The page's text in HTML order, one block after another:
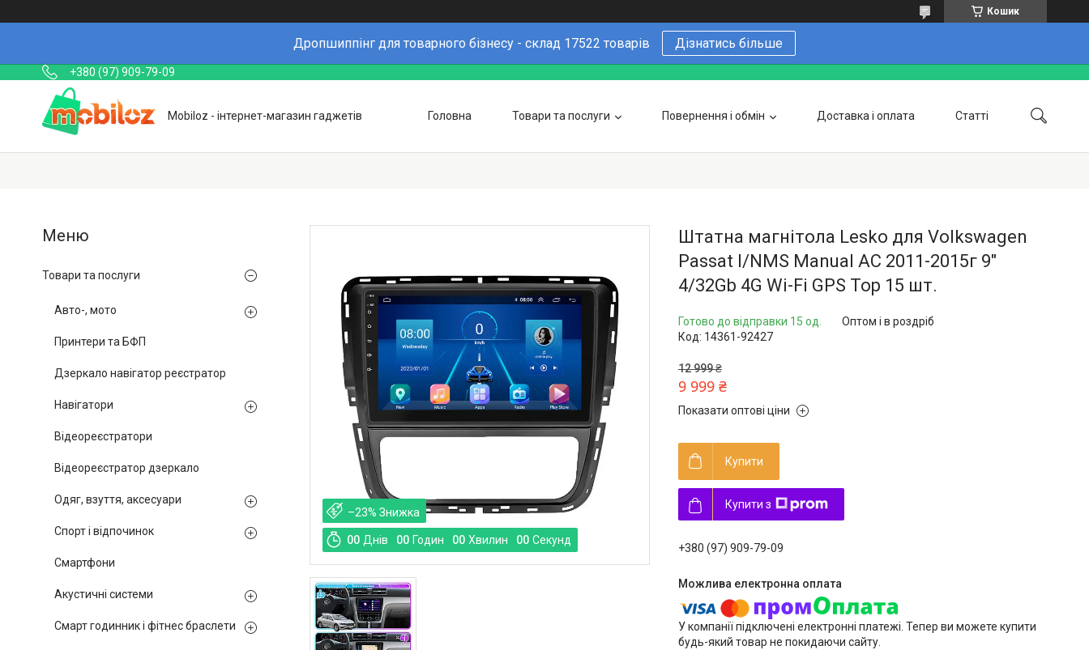
Кошик
Дропшиппінг для товарного бізнесу - склад 17522 товарів Дізнатись більше
+380 (97) 909-79-09
Mobiloz - інтернет-магазин гаджетів Головна Товари та послуги Повернення і обмін Доставка і оплата Статті
Оптовим покупцям Напишіть нам в Telegram Фотогалерея
–23%
00 Днів 00 Годин 00 Хвилин 00 Секунд
Штатна магнітола Lesko для Volkswagen
Passat I/NMS Manual AC 2011-2015г 9"
4/32Gb 4G Wi-Fi GPS Top 15 шт.
Готово до відправки 15 од.
Оптом і в роздріб
Код: 14361-92427
12 999 ₴
9 999 ₴
Показати оптові ціни
Купити
Купити з
+380 (97) 909-79-09
У компанії підключені електронні платежі. Тепер ви можете купити
будь-який товар не покидаючи сайту.
Товари та послуги
Авто-, мото
Принтери та БФП
Дзеркало навігатор реєстратор
Навігатори
Відеореєстратори
Відеореєстратор дзеркало
Одяг, взуття, аксесуари
Спорт і відпочинок
Смартфони
Акустичні системи
Смарт годинник і фітнес браслети